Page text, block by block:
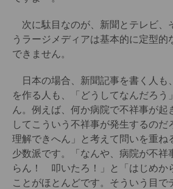
次に駄目なのが、新聞とテレビ、
うラージメディアは基本的に定型的
できません。
日本の場合、新聞記事を書く人も
を作る人も、「どうしてなんだろう
ん。例えば、何か病院で不祥事が起
してこういう不祥事が発生するのだ
理解できへん」と考えて問いを重ね
少数派です。「なんや、病院が不祥
らん！ 叩いたろ！」と「はじめか
ことがほとんどです。そういう目で